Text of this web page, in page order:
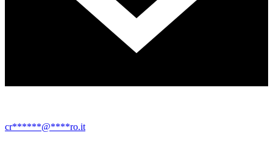
cr******@****ro.it